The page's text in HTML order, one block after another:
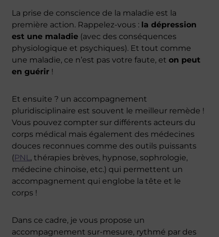
La prise de conscience de la maladie est la
première action. Rappelez-vous : la dépression
est une maladie (avec des conséquences
physiologique et psychiques). Et tout comme
une maladie, ce n’est pas votre faute, et on peut
en guérir !
Et ensuite ? un accompagnement
pluridisciplinaire est souvent le meilleur remède !
Vous pouvez compter sur différents acteurs du
corps médical mais également des médecines
douces reconnues comme des outils puissants
(PNL , thérapies brèves, hypnose, sophrologie,
médecine chinoise, etc.) qui permettent un
accompagnement qui englobe la tête et le
corps !
Dans ce cadre, je vous propose un
accompagnement sur-mesure, rythmé par des